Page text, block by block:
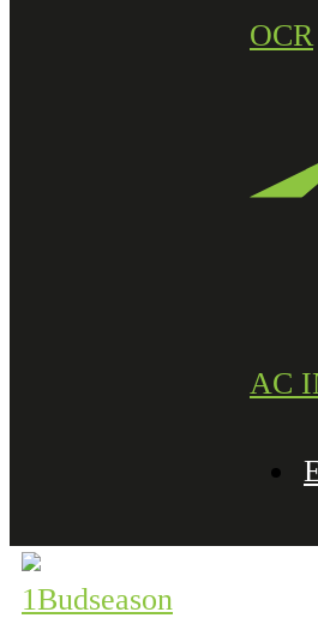
OCR
AC